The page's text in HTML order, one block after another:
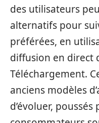
des utilisateurs
alternatifs pour
préférées, en
diffusion en direct
Téléchargement.
anciens modèles
d’évoluer,